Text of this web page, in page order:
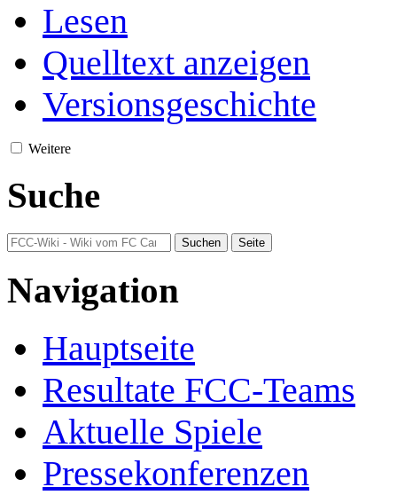
Lesen
Quelltext anzeigen
Versionsgeschichte
Weitere
Suche
Navigation
Hauptseite
Resultate FCC-Teams
Aktuelle Spiele
Pressekonferenzen